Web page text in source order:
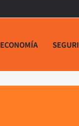
ECONOMÍA